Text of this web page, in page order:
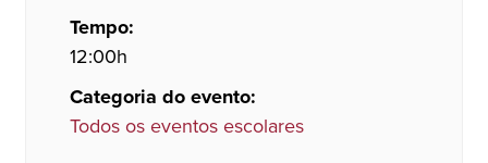
Tempo:
12:00h
Categoria do evento:
Todos os eventos escolares